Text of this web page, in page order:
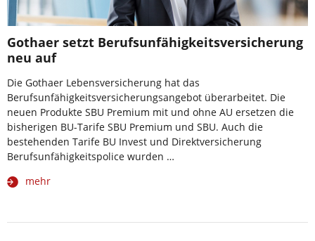
Gothaer setzt Berufsunfähigkeitsversicherung
neu auf
Die Gothaer Lebensversicherung hat das
Berufsunfähigkeitsversicherungsangebot überarbeitet. Die
neuen Produkte SBU Premium mit und ohne AU ersetzen die
bisherigen BU-Tarife SBU Premium und SBU. Auch die
bestehenden Tarife BU Invest und Direktversicherung
Berufsunfähigkeitspolice wurden …
mehr